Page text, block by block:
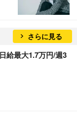
さらに見る
給最大1.7万円/週3